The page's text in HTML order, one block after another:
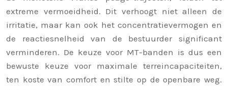
extreme vermoeidheid. Dit verhoogt niet alleen de
irritatie, maar kan ook het concentratievermogen en
de reactiesnelheid van de bestuurder significant
verminderen. De keuze voor MT-banden is dus een
bewuste keuze voor maximale terreincapaciteiten,
ten koste van comfort en stilte op de openbare weg.